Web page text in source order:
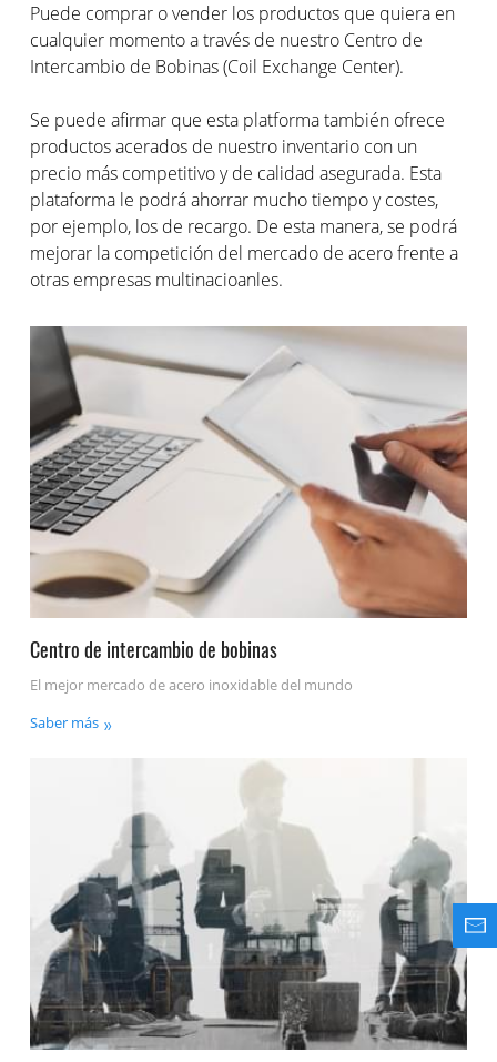
Puede comprar o vender los productos que quiera en
cualquier momento a través de nuestro Centro de
Intercambio de Bobinas (Coil Exchange Center).
Se puede afirmar que esta platforma también ofrece
productos acerados de nuestro inventario con un
precio más competitivo y de calidad asegurada. Esta
plataforma le podrá ahorrar mucho tiempo y costes,
por ejemplo, los de recargo. De esta manera, se podrá
mejorar la competición del mercado de acero frente a
otras empresas multinacioanles.
Centro de intercambio de bobinas
El mejor mercado de acero inoxidable del mundo
Saber más